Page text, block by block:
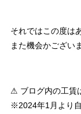
それではこの度は
また機会かござい
⚠ ブログ内の工賃
※2024年1月より